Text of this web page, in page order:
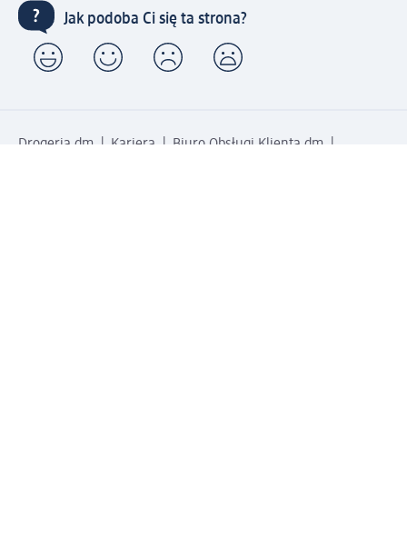
Jak podoba Ci się ta strona?
Drogeria dm Kariera
Biuro Obsługi Klienta dm